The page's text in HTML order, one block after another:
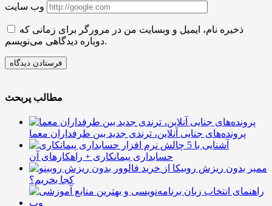
وب سایت
ذخیره نام، ایمیل و وبسایت من در مرورگر برای زمانی که
دوباره دیدگاهی می‌نویسم.
مطالب پربحث
پرونده‌های جنایی آنلاین، ترندی جدید بین طرفداران معما
آشنایی با 5 چالش
حسابداری پیمانکاری + راهکارهای آن
ممبر بدون ریزش روبیکا از
کجا بخریم؟